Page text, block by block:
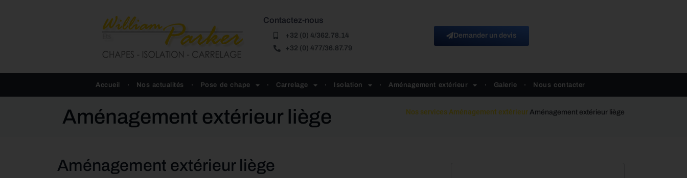
Contactez-nous
+32 (0) 4/362.78.14
+32 (0) 477/36.87.79
Demander un devis
Accueil Nos actualités Pose de chape Carrelage Isolation Aménagement extérieur Galerie Nous contacter
Aménagement extérieur liège Nos services Aménagement extérieur Aménagement extérieur liège
Aménagement extérieur liège